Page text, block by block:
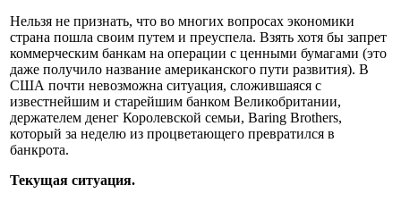
Нельзя не признать, что во многих вопросах экономики
страна пошла своим путем и преуспела. Взять хотя бы запрет
коммерческим банкам на операции с ценными бумагами (это
даже получило название американского пути развития). В
США почти невозможна ситуация, сложившаяся с
известнейшим и старейшим банком Великобритании,
держателем денег Королевской семьи, Baring Brothers,
который за неделю из процветающего превратился в
банкрота.
Текущая ситуация.